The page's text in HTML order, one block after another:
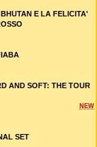
E LA FELICITA'
AND SOFT: THE TOUR
NEW
SET